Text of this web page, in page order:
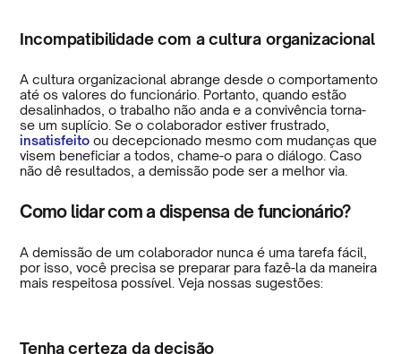
Incompatibilidade com a cultura organizacional
A cultura organizacional abrange desde o comportamento
até os valores do funcionário. Portanto, quando estão
desalinhados, o trabalho não anda e a convivência torna-
se um suplício. Se o colaborador estiver frustrado,
insatisfeito ou decepcionado mesmo com mudanças que
visem beneficiar a todos, chame-o para o diálogo. Caso
não dê resultados, a demissão pode ser a melhor via.
Como lidar com a dispensa de funcionário?
A demissão de um colaborador nunca é uma tarefa fácil,
por isso, você precisa se preparar para fazê-la da maneira
mais respeitosa possível. Veja nossas sugestões:
Tenha certeza da decisão